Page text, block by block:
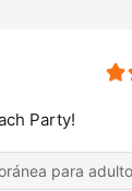
Party!
para